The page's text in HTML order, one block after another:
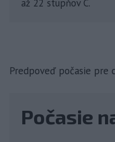
až 22 stupňov C.
Predpoveď počasie pre
Počasie